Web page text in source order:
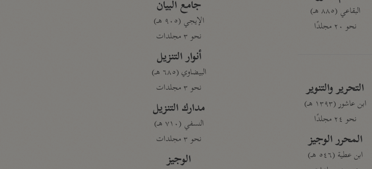
البقاعي (٨٨٥ هـ)
نحو ٢٠ مجلدًا
التحرير والتنوير
ابن عاشور (١٣٩٣ هـ)
نحو ٢٤ مجلدًا
المحرر الوجيز
ابن عطية (٥٤٦ هـ)
جامع البيان
الإيجي (٩٠٥ هـ)
نحو ٣ مجلدات
أنوار التنزيل
البيضاوي (٦٨٥ هـ)
نحو ٣ مجلدات
مدارك التنزيل
النسفي (٧١٠ هـ)
نحو ٣ مجلدات
الوجيز